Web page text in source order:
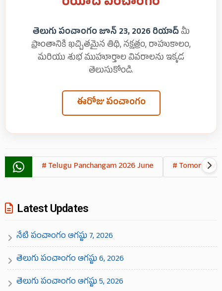
తెలుగు పంచాంగం జూన్ 23, 2026 రియాద్మీ
ప్రాంతానికి ఖచ్చితమైన తిథి, నక్షత్రం, రాహుకాలం,
మరియు శుభ ముహూర్తాల వివరాలను ఇక్కడ
తెలుసుకోండి.
ఈరోజు పంచాంగం
# Telugu Panchangam 2026 June # Tomorrow
Latest Updates
నేటి పంచాంగం ఆగష్టు 7, 2026
తెలుగు పంచాంగం ఆగష్టు 6, 2026
తెలుగు పంచాంగం ఆగష్టు 5, 2026